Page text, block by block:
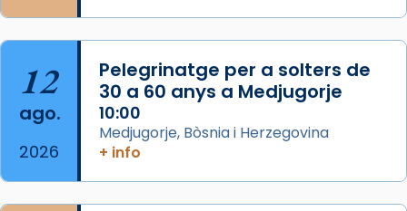
Acompanyant la història de sant Cugat, a
partir de l’Edat Mitjana sorgeix la tradició
que les santes Juliana (“relatiu a Júlia”) i
Semproniana (“relatiu a Semprònia =
eterna”) són deixebles seves. I l’any 1667, el
frare Joan Gaspar Roig, afirma en una obra
que les santes són filles de l’antiga Iluro.
Mataró en reivindicarà les relíq
12
ago.
2026
Pelegrinatge per a solters de
30 a 60 anys a Medjugorje
10:00
Medjugorje, Bòsnia i Herzegovina
+ info